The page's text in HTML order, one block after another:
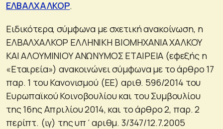
ΕΛΒΑΛΧΑΛΚΟΡ.
Ειδικότερα, σύμφωνα με σχετική ανακοίνωση, η
ΕΛΒΑΛΧΑΛΚΟΡ ΕΛΛΗΝΙΚΗ ΒΙΟΜΗΧΑΝΙΑ ΧΑΛΚΟΥ
ΚΑΙ ΑΛΟΥΜΙΝΙΟΥ ΑΝΩΝΥΜΟΣ ΕΤΑΙΡΕΙΑ (εφεξής η
«Εταιρεία») ανακοινώνει σύμφωνα με το άρθρο 17
παρ. 1 του Κανονισμού (ΕΕ) αριθ. 596/2014 του
Ευρωπαϊκού Κοινοβουλίου και του Συμβουλίου
της 16ης Απριλίου 2014, και το άρθρο 2, παρ. 2
περίπτ. (ιγ) της υπ΄αριθμ. 3/347/12.7.2005